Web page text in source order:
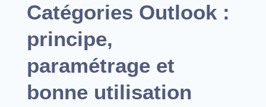
Catégories Outlook :
principe,
paramétrage et
bonne utilisation